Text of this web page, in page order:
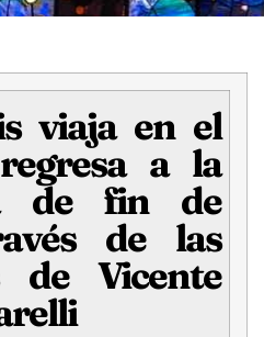
viaja en el
a la
de fin de
de las
de Vicente